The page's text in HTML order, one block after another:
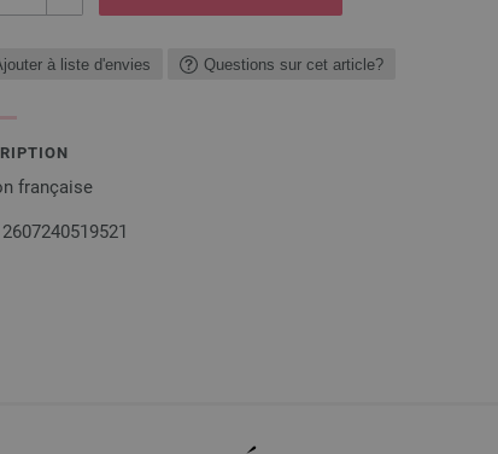
à liste d'envies Questions sur cet article?
française